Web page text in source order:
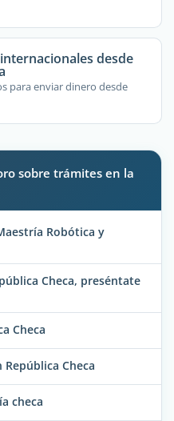
desde
para enviar dinero desde
sobre trámites en la
Robótica y
Checa, preséntate
Checa
Checa
checa